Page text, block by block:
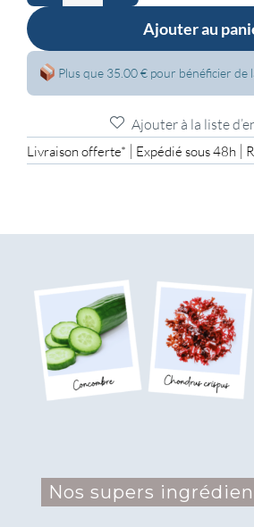
Ajouter au
Plus que 35.00 € pour bénéficier de
Ajouter à la liste
Livraison offerte* | Expédié sous 48h |
Nos supers